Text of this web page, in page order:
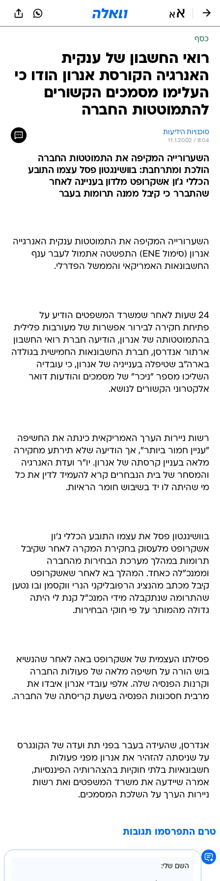
כסף
רואי החשבון של ענקית
האנרגיה הקורסת אנרון הודו כי
העלימו מסמכים הקשורים
להתמוטטות החברה
סוכנויות הידיעות
11.1.2002 / 8:04
השערורייה המקיפה את התמוטטות החברה
הולכת ומתרחבת: בוושינגטון פסל עצמו התובע
הכללי ג'ון אשקרופט מלדון בעניינה לאחר
שהתברר כי קיבל ממנה תרומות בעבר
השערורייה המקיפה את התמוטטות ענקית האנרגייה
אנרון (סימול ENE) התפשטה אתמול לעבר ענף
החשבונאות האמריקאי והממשל הפדרלי.
24 שעות לאחר שמשרד המשפטים הודיע על
פתיחת חקירה לבירור אפשרות של מעורבות פלילית
בהתמוטטותה של אנרון, הודיעה חברת רואי החשבון
ארתור אנדרסן, חברת החשבונאות החמישית בגולדה
בארה"ב שטיפלה בענייניה של אנרון, כי עובדיה
השליכו מספר "ניכר" של מסמכים והודעות דואר
אלקטרוני הקשורים לנושא.
רשות ניירות הערך האמריקאית כינתה את החשיפה
"עניין חמור ביותר", אך הודיעה שלא תירתע מחקירה
מלאה בעניין קרסתה של אנרון. יו"ר ועדת האנרגיה
והמסחר של בית הנבחרים קרא להעמיד לדין את כל
מי שהיתה לו יד בשיבוש חומר הראיות.
בוושינגטון פסל את עצמו התובע הכללי ג'ון
אשקרופט מלעסוק בחקירת המקרה לאחר שקיבל
תרומות במהלך מערכת הבחירות מהחברה
וממנכ"לה כאחד. המהלך בא לאחר שאשקרופט
קיבל מכתב מהנציג הרפובליקני הנרי ווקסמן ובו נטען
שהתרומה שנתקבלה מידי המנכ"ל קנת לי היתה
גדולה מהמותר על פי חוקי הבחירות.
פסילתו העצמית של אשקרופט באה לאחר שהנשיא
בוש הורה על חשיפה מלאה של פעולות החברה
וקרנות הפנסיה שלה. אלפי עובדי אנרון איבדו את
מרבית חסכונות הפנסיה בשעת קריסתה של החברה.
אנדרסן, שהעידה בעבר בפני תת ועדה של הקונגרס
על שניסתה להזהיר את אנרון מפני פעולות
חשבונאיות בלתי חוקיות בהצהרותיה הפיננסיות,
אמרה שיידעה את משרד המשפטים ואת רשות
ניירות הערך על השלכת המסמכים.
טרם התפרסמו תגובות